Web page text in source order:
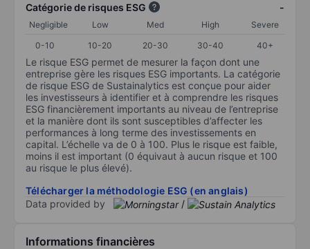
Catégorie de risques ESG -
Negligible Low Med High
Severe
0-10
10-20 20-30 30-40 40+
Le risque ESG permet de mesurer la façon dont une
entreprise gère les risques ESG importants. La catégorie
de risque ESG de Sustainalytics est conçue pour aider
les investisseurs à identifier et à comprendre les risques
ESG financièrement importants au niveau de l’entreprise
et la manière dont ils sont susceptibles d’affecter les
performances à long terme des investissements en
capital. L’échelle va de 0 à 100. Plus le risque est faible,
moins il est important (0 équivaut à aucun risque et 100
au risque le plus élevé).
Télécharger la méthodologie ESG (en anglais)
Data provided by
/
Informations financières